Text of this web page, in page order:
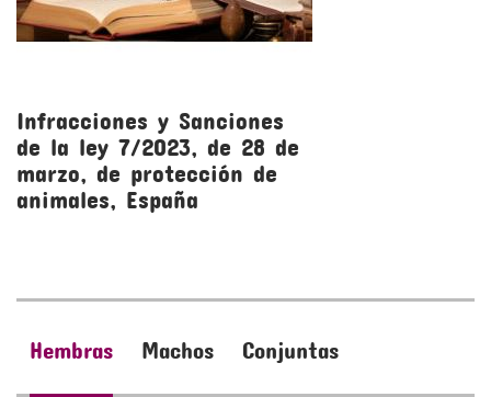
Infracciones y Sanciones
de la ley 7/2023, de 28 de
marzo, de protección de
animales, España
Hembras Machos Conjuntas